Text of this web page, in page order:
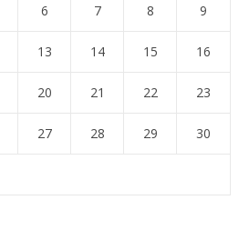
6 7 8 9
13 14 15 16
20 21 22 23
27 28 29 30